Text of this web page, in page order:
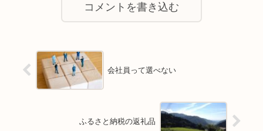
コメントを書き込む
会社員って選べない
ふるさと納税の返礼品